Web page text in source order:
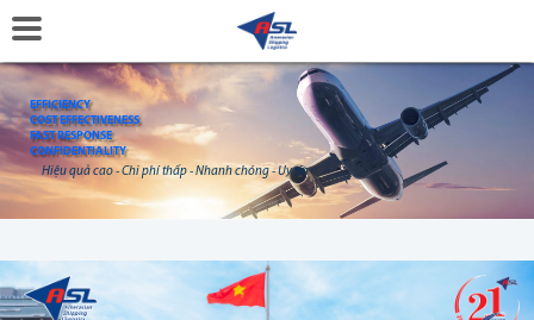
EFFICIENCY
COST EFFECTIVENESS
FAST RESPONSE
CONFIDENTIALITY
Hiệu quả cao - Chi phí thấp - Nhanh chóng - Uy tín